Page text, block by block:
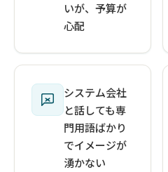
いが、予算が
心配
システム会社
と話しても専
門用語ばかり
でイメージが
湧かない